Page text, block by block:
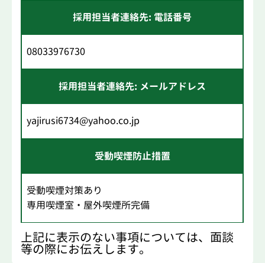
採用担当者連絡先: 電話番号
08033976730
採用担当者連絡先: メールアドレス
yajirusi6734@yahoo.co.jp
受動喫煙防止措置
受動喫煙対策あり
専用喫煙室・屋外喫煙所完備
上記に表示のない事項については、面談
等の際にお伝えします。